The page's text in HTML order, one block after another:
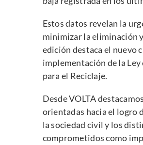
Estos datos revelan la
minimizar la eliminación
edición destaca el nuevo
implementación de la
para el Reciclaje.
Desde VOLTA
orientadas hacia el logro
la sociedad civil y los
comprometidos como